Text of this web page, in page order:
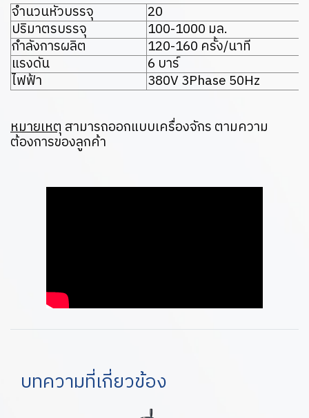
จำนวนหัวบรรจุ
20
ปริมาตรบรรจุ
100-1000 มล.
กำลังการผลิต
120-160 ครั้ง/นาที
แรงดัน
6 บาร์
ไฟฟ้า
380V 3Phase 50Hz
หมายเหตุสามารถออกแบบเครื่องจักร ตามความ
ต้องการของลูกค้า
บทความที่เกี่ยวข้อง